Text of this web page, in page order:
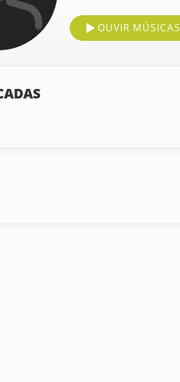
OUVIR MÚSICAS